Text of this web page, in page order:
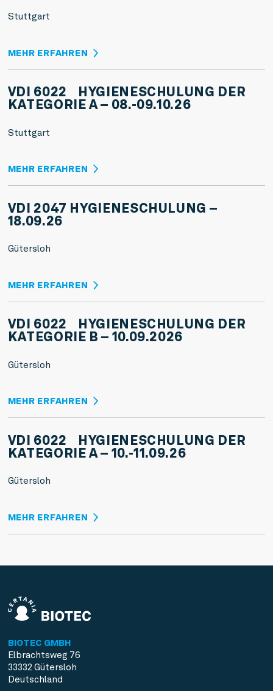
Stuttgart
MEHR ERFAHREN
VDI 6022 HYGIENESCHULUNG DER
KATEGORIE A – 08.-09.10.26
Stuttgart
MEHR ERFAHREN
VDI 2047 HYGIENESCHULUNG –
18.09.26
Gütersloh
MEHR ERFAHREN
VDI 6022 HYGIENESCHULUNG DER
KATEGORIE B – 10.09.2026
Gütersloh
MEHR ERFAHREN
VDI 6022 HYGIENESCHULUNG DER
KATEGORIE A – 10.-11.09.26
Gütersloh
MEHR ERFAHREN
BIOTEC GMBH
Elbrachtsweg 76
33332 Gütersloh
Deutschland